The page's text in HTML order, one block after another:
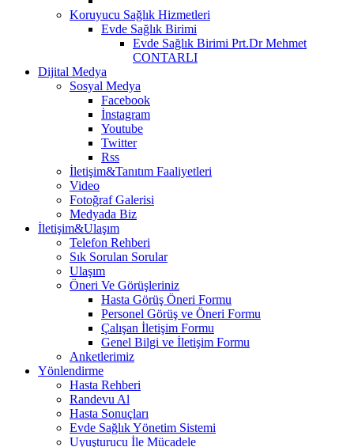
Koruyucu Sağlık Hizmetleri
Evde Sağlık Birimi
Evde Sağlık Birimi Prt.Dr Mehmet
CONTARLI
Dijital Medya
Sosyal Medya
Facebook
İnstagram
Youtube
Twitter
Rss
İletişim&Tanıtım Faaliyetleri
Video
Fotoğraf Galerisi
Medyada Biz
İletişim&Ulaşım
Telefon Rehberi
Sık Sorulan Sorular
Ulaşım
Öneri Ve Görüşleriniz
Hasta Görüş Öneri Formu
Personel Görüş ve Öneri Formu
Çalışan İletişim Formu
Genel Bilgi ve İletişim Formu
Anketlerimiz
Yönlendirme
Hasta Rehberi
Randevu Al
Hasta Sonuçları
Evde Sağlık Yönetim Sistemi
Uyuşturucu İle Mücadele